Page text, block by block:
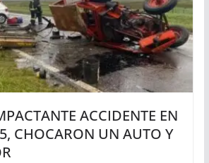
ACCIDENTE EN
CHOCARON UN AUTO Y